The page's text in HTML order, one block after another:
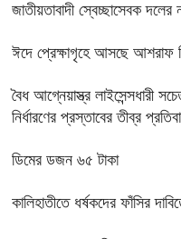
জাতীয়তাবাদী স্বেচ্ছাসেবক দলের
ঈদে প্রেক্ষাগৃহে আসছে আশরাফ
বৈধ আগ্নেয়াস্ত্র লাইসেন্সধারী
নির্ধারণের প্রস্তাবের তীব্র
ডিমের ডজন ৬৫ টাকা
কালিহাতীতে ধর্ষকদের ফাঁসির